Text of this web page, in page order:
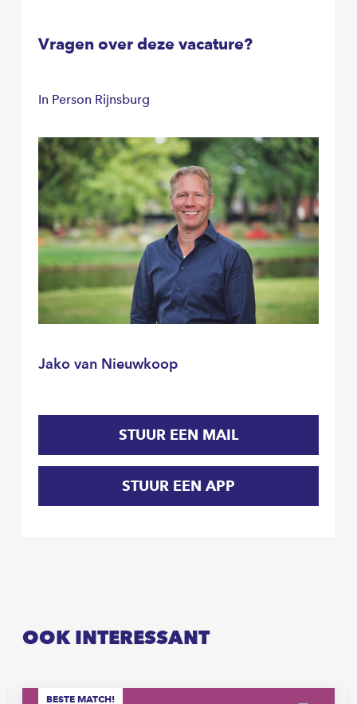
Vragen over deze vacature?
In Person Rijnsburg
Jako van Nieuwkoop
STUUR EEN MAIL
STUUR EEN APP
OOK INTERESSANT
BESTE MATCH!